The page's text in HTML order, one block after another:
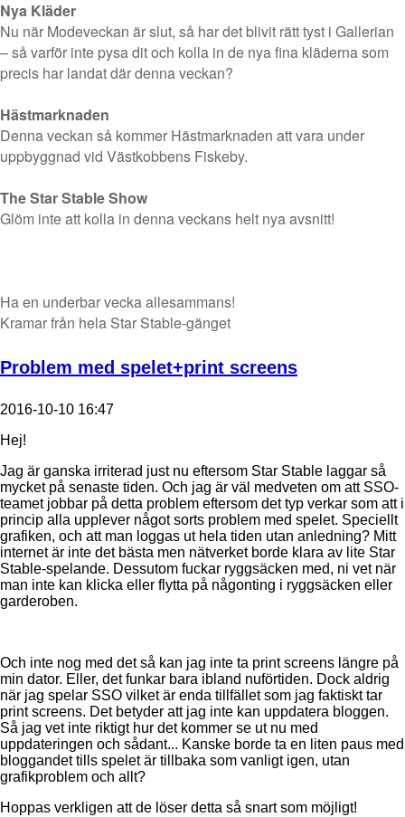
Nya Kläder
Nu när Modeveckan är slut, så har det blivit rätt tyst i Gallerian
– så varför inte pysa dit och kolla in de nya fina kläderna som
precis har landat där denna veckan?
Hästmarknaden
Denna veckan så kommer Hästmarknaden att vara under
uppbyggnad vid Västkobbens Fiskeby.
The Star Stable Show
Glöm inte att kolla in denna veckans helt nya avsnitt!
Ha en underbar vecka allesammans!
Kramar från hela Star Stable-gänget
Problem med spelet+print screens
2016-10-10 16:47
Hej!
Jag är ganska irriterad just nu eftersom Star Stable laggar så
mycket på senaste tiden. Och jag är väl medveten om att SSO-
teamet jobbar på detta problem eftersom det typ verkar som att i
princip alla upplever något sorts problem med spelet. Speciellt
grafiken, och att man loggas ut hela tiden utan anledning? Mitt
internet är inte det bästa men nätverket borde klara av lite Star
Stable-spelande. Dessutom fuckar ryggsäcken med, ni vet när
man inte kan klicka eller flytta på någonting i ryggsäcken eller
garderoben.
Och inte nog med det så kan jag inte ta print screens längre på
min dator. Eller, det funkar bara ibland nuförtiden. Dock aldrig
när jag spelar SSO vilket är enda tillfället som jag faktiskt tar
print screens. Det betyder att jag inte kan uppdatera bloggen.
Så jag vet inte riktigt hur det kommer se ut nu med
uppdateringen och sådant... Kanske borde ta en liten paus med
bloggandet tills spelet är tillbaka som vanligt igen, utan
grafikproblem och allt?
Hoppas verkligen att de löser detta så snart som möjligt!